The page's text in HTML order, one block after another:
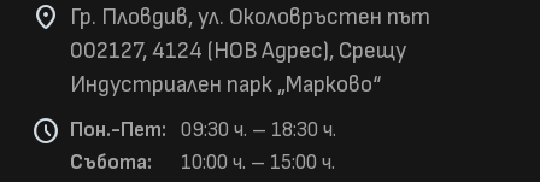
location_on
Гр. Пловдив, ул. Околовръстен път
002127, 4124 (НОВ Адрес), Срещу
Индустриален парк „Марково“
schedule Пон.-Пет:
09:30 ч. – 18:30 ч.
Събота:
10:00 ч. – 15:00 ч.